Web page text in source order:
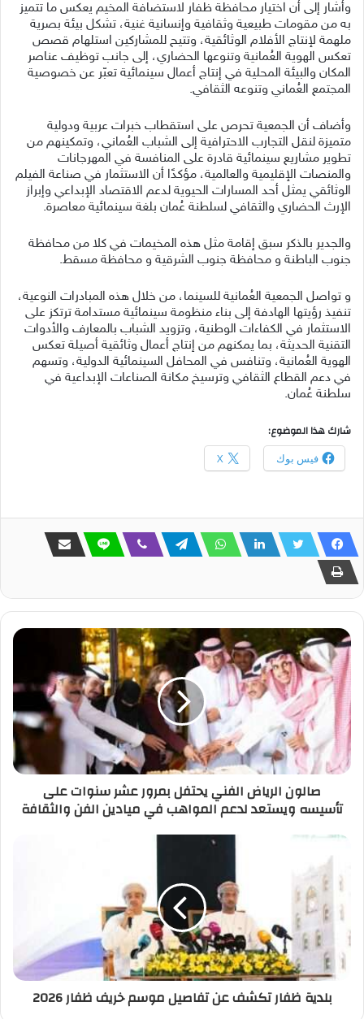
وأشار إلى أن اختيار محافظة ظفار لاستضافة المخيم يعكس ما تتميز
به من مقومات طبيعية وثقافية وإنسانية غنية، تشكل بيئة بصرية
ملهمة لإنتاج الأفلام الوثائقية، وتتيح للمشاركين استلهام قصص
تعكس الهوية العُمانية وتنوعها الحضاري، إلى جانب توظيف عناصر
المكان والبيئة المحلية في إنتاج أعمال سينمائية تعبّر عن خصوصية
المجتمع العُماني وتنوعه الثقافي.
وأضاف أن الجمعية تحرص على استقطاب خبرات عربية ودولية
متميزة لنقل التجارب الاحترافية إلى الشباب العُماني، وتمكينهم من
تطوير مشاريع سينمائية قادرة على المنافسة في المهرجانات
والمنصات الإقليمية والعالمية، مؤكدًا أن الاستثمار في صناعة الفيلم
الوثائقي يمثل أحد المسارات الحيوية لدعم الاقتصاد الإبداعي وإبراز
الإرث الحضاري والثقافي لسلطنة عُمان بلغة سينمائية معاصرة.
والجدير بالذكر سبق إقامة مثل هذه المخيمات في كلا من محافظة
جنوب الباطنة و محافظة جنوب الشرقية و محافظة مسقط.
و تواصل الجمعية العُمانية للسينما، من خلال هذه المبادرات النوعية،
تنفيذ رؤيتها الهادفة إلى بناء منظومة سينمائية مستدامة ترتكز على
الاستثمار في الكفاءات الوطنية، وتزويد الشباب بالمعارف والأدوات
التقنية الحديثة، بما يمكنهم من إنتاج أعمال وثائقية أصيلة تعكس
الهوية العُمانية، وتنافس في المحافل السينمائية الدولية، وتسهم
في دعم القطاع الثقافي وترسيخ مكانة الصناعات الإبداعية في
سلطنة عُمان.
شارك هذا الموضوع:
فيس بوك X
صالون الرياض الفني يحتفل بمرور عشر سنوات على
تأسيسه ويستعد لدعم المواهب في ميادين الفن والثقافة
بلدية ظفار تكشف عن تفاصيل موسم خريف ظفار 2026